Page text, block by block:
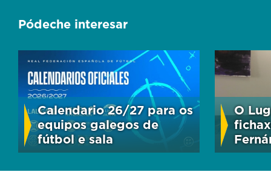
Pódeche interesar
Calendario 26/27 para os
equipos galegos de
fútbol e sala
O